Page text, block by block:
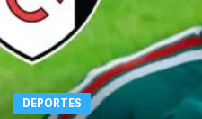
DEPORTES